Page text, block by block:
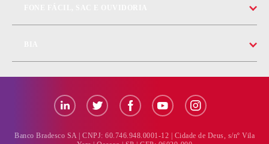
Banco Bradesco SA | CNPJ: 60.746.948.0001-12 | Cidade de Deus, s/nº Vila